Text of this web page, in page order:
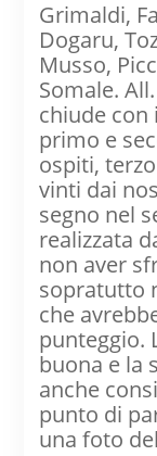
Grimaldi,
Dogaru,
Musso,
Somale.
chiude con
primo e
ospiti,
vinti dai
segno nel
realizzata
non aver
sopratutto
che
punteggio.
buona e la
anche
punto di
una foto